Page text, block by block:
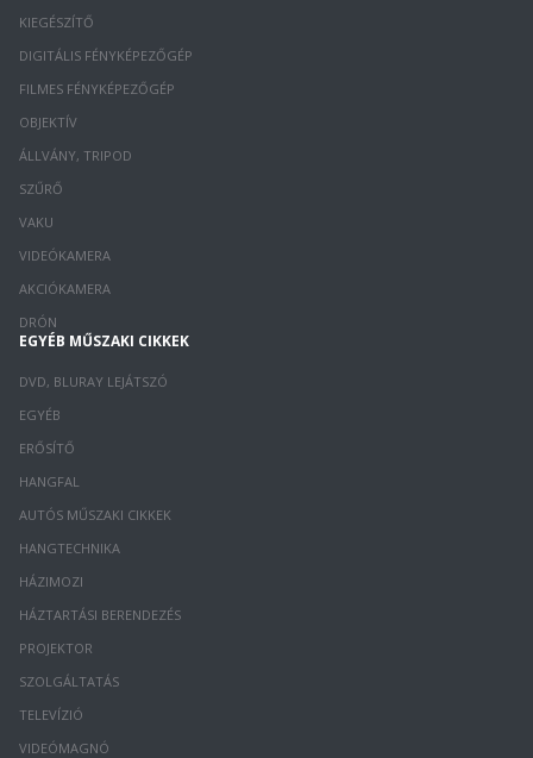
KIEGÉSZÍTŐ
DIGITÁLIS FÉNYKÉPEZŐGÉP
FILMES FÉNYKÉPEZŐGÉP
OBJEKTÍV
ÁLLVÁNY, TRIPOD
SZŰRŐ
VAKU
VIDEÓKAMERA
AKCIÓKAMERA
DRÓN
EGYÉB MŰSZAKI CIKKEK
DVD, BLURAY LEJÁTSZÓ
EGYÉB
ERŐSÍTŐ
HANGFAL
AUTÓS MŰSZAKI CIKKEK
HANGTECHNIKA
HÁZIMOZI
HÁZTARTÁSI BERENDEZÉS
PROJEKTOR
SZOLGÁLTATÁS
TELEVÍZIÓ
VIDEÓMAGNÓ